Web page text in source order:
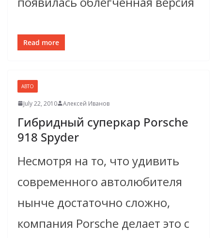
Read more
АВТО
July 22, 2010 Алексей Иванов
Гибридный суперкар Porsche
918 Spyder
Несмотря на то, что удивить
современного автолюбителя
нынче достаточно сложно,
компания Porsche делает это с